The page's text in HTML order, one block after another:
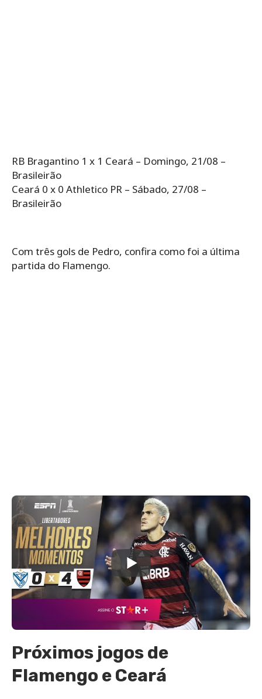
RB Bragantino 1 x 1 Ceará – Domingo, 21/08 –
Brasileirão
Ceará 0 x 0 Athletico PR – Sábado, 27/08 –
Brasileirão
Com três gols de Pedro, confira como foi a última
partida do Flamengo.
Próximos jogos de
Flamengo e Ceará